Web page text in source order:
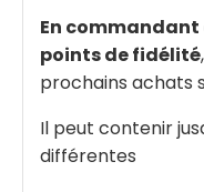
En commandant
points de fidélité
prochains achats
Il peut contenir
différentes